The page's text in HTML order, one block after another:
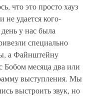
что это просто хауз
не удается кого-
у нас была
специально
а Файнштейну
Бобом месяца два или
выступления. Мы
выстроить звук, но